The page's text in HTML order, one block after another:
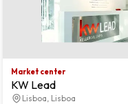
Market center
KW Lead
Lisboa, Lisboa